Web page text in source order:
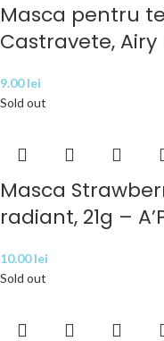
Masca pentru
Castravete, Airy
9.00lei
Sold out
Masca
radiant, 21g –
10.00lei
Sold out